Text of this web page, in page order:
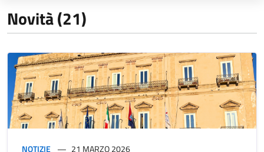
Novità (21)
NOTIZIE 21 MARZO 2026